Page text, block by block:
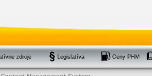
zdroje Legislatíva Ceny PHM